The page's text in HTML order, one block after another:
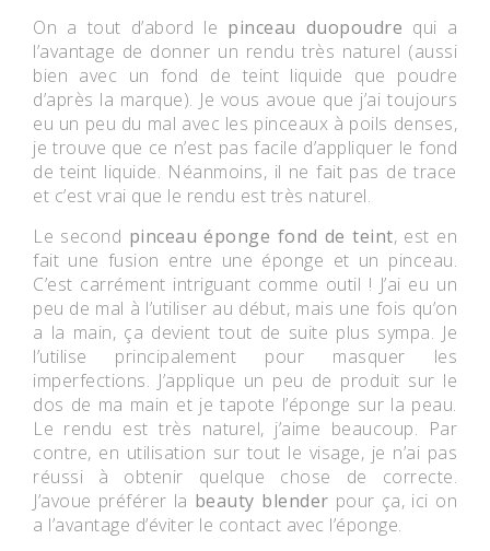
On a tout d’abord le pinceau duopoudre qui a
l’avantage de donner un rendu très naturel (aussi
bien avec un fond de teint liquide que poudre
d’après la marque). Je vous avoue que j’ai toujours
eu un peu du mal avec les pinceaux à poils denses,
je trouve que ce n’est pas facile d’appliquer le fond
de teint liquide. Néanmoins, il ne fait pas de trace
et c’est vrai que le rendu est très naturel.
Le second pinceau éponge fond de teint, est en
fait une fusion entre une éponge et un pinceau.
C’est carrément intriguant comme outil ! J’ai eu un
peu de mal à l’utiliser au début, mais une fois qu’on
a la main, ça devient tout de suite plus sympa. Je
l’utilise principalement pour masquer les
imperfections. J’applique un peu de produit sur le
dos de ma main et je tapote l’éponge sur la peau.
Le rendu est très naturel, j’aime beaucoup. Par
contre, en utilisation sur tout le visage, je n’ai pas
réussi à obtenir quelque chose de correcte.
J’avoue préférer la beauty blender pour ça, ici on
a l’avantage d’éviter le contact avec l’éponge.